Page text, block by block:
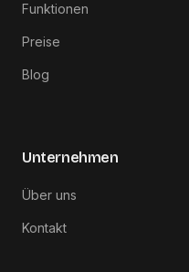
Funktionen
Preise
Blog
Unternehmen
Über uns
Kontakt